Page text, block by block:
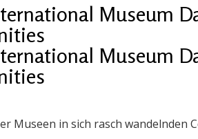
Museum
Museum
Museen in sich rasch wandelnden